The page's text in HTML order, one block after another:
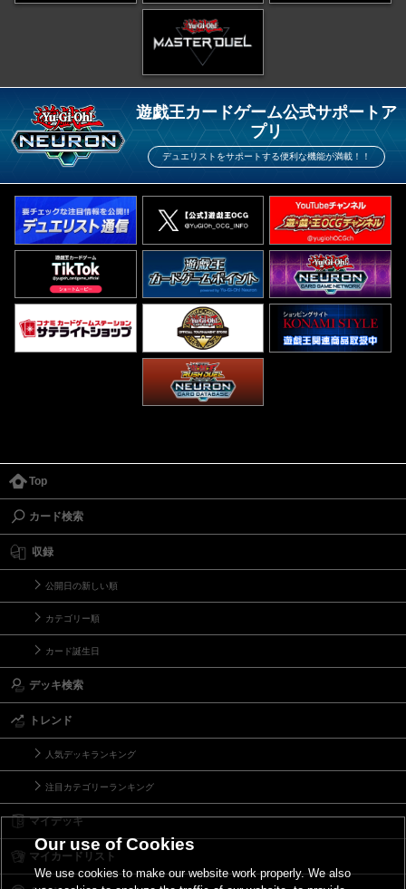
遊戯王カードゲーム公式サポートア
プリ
デュエリストをサポートする便利な機能が満載！！
Top
カード検索
収録
公開日の新しい順
カテゴリー順
カード誕生日
デッキ検索
トレンド
人気デッキランキング
注目カテゴリーランキング
マイデッキ
マイカードリスト
Our use of Cookies
We use cookies to make our website work properly. We also